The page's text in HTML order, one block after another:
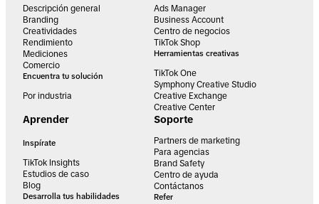
Descripción general
Branding
Creatividades
Rendimiento
Mediciones
Comercio
Encuentra tu solución
Por industria
Ads Manager
Business Account
Centro de negocios
TikTok Shop
Herramientas creativas
TikTok One
Symphony Creative Studio
Creative Exchange
Creative Center
Aprender
Inspírate
TikTok Insights
Estudios de caso
Blog
Desarrolla tus habilidades
Soporte
Partners de marketing
Para agencias
Brand Safety
Centro de ayuda
Contáctanos
Refer